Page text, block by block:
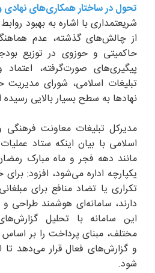
تحول در ساختار همکاری‌های
شریعتمداری با اشاره به بهبود
از چالش‌های گذشته، عدم
حاکمیتی و حوزوی در توزیع
پیگیری‌های صورت‌گرفته،
تبلیغات اسلامی، شورای مدیریت
نهادها به سطح بسیار بالایی
مدیرکل تبلیغات معاونت فرهنگی
اسلامی با بیان اینکه ستاد
مانند دهه فجر و ماه مبارک
یکپارچه اداره می‌شود، افزود:
تکراری یا تضاد منافع برای
دارند، سامانه‌ای هوشمند طراحی
این سامانه با تحلیل
مختلف، مبنای پرداخت را بر اساس
و گزارش‌های فعال قرار می‌دهد تا
شود.